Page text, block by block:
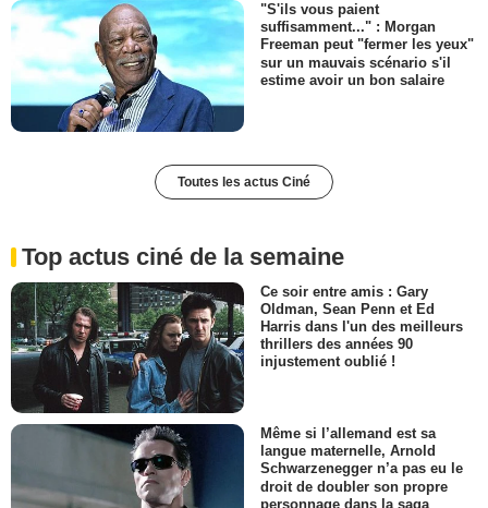
"S'ils vous paient
suffisamment..." : Morgan
Freeman peut "fermer les yeux"
sur un mauvais scénario s'il
estime avoir un bon salaire
Toutes les actus Ciné
Top actus ciné de la semaine
Ce soir entre amis : Gary
Oldman, Sean Penn et Ed
Harris dans l'un des meilleurs
thrillers des années 90
injustement oublié !
Même si l’allemand est sa
langue maternelle, Arnold
Schwarzenegger n’a pas eu le
droit de doubler son propre
personnage dans la saga